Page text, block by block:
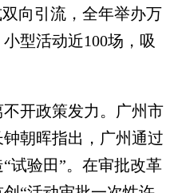
向引流，全年举办万
型活动近100场，吸
开政策发力。广州市
朝晖指出，广州通过
试验田”。在审批改革